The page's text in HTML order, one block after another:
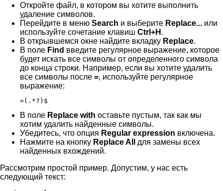
Откройте файл, в котором вы хотите выполнить
удаление символов.
Перейдите в меню Search и выберите Replace... или
используйте сочетание клавиш Ctrl+H .
В открывшемся окне найдите вкладку Replace.
В поле Find введите регулярное выражение, которое
будет искать все символы от определенного символа
до конца строки. Например, если вы хотите удалить
все символы после =, используйте регулярное
выражение:
=(.*?)$
В поле Replace with оставьте пустым, так как мы
хотим удалить найденные символы.
Убедитесь, что опция Regular expression включена.
Нажмите на кнопку Replace All
для замены всех
найденных вхождений.
Рассмотрим простой пример. Допустим, у нас есть
следующий текст: